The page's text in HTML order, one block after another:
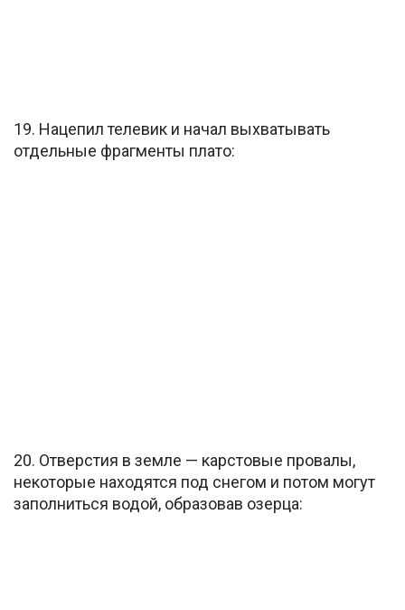
19. Нацепил телевик и начал выхватывать
отдельные фрагменты плато:
20. Отверстия в земле — карстовые провалы,
некоторые находятся под снегом и потом могут
заполниться водой, образовав озерца: